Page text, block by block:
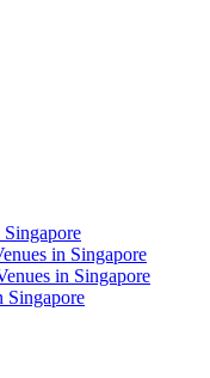
in Singapore
in Singapore
Singapore